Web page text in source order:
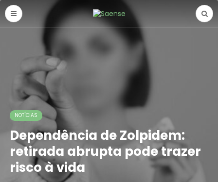
NOTÍCIAS
Dependência de Zolpidem:
retirada abrupta pode trazer
risco à vida